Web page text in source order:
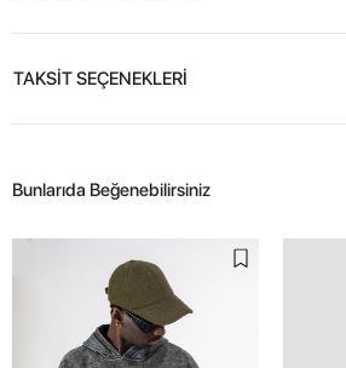
TAKSİT SEÇENEKLERİ
Bunlarıda Beğenebilirsiniz